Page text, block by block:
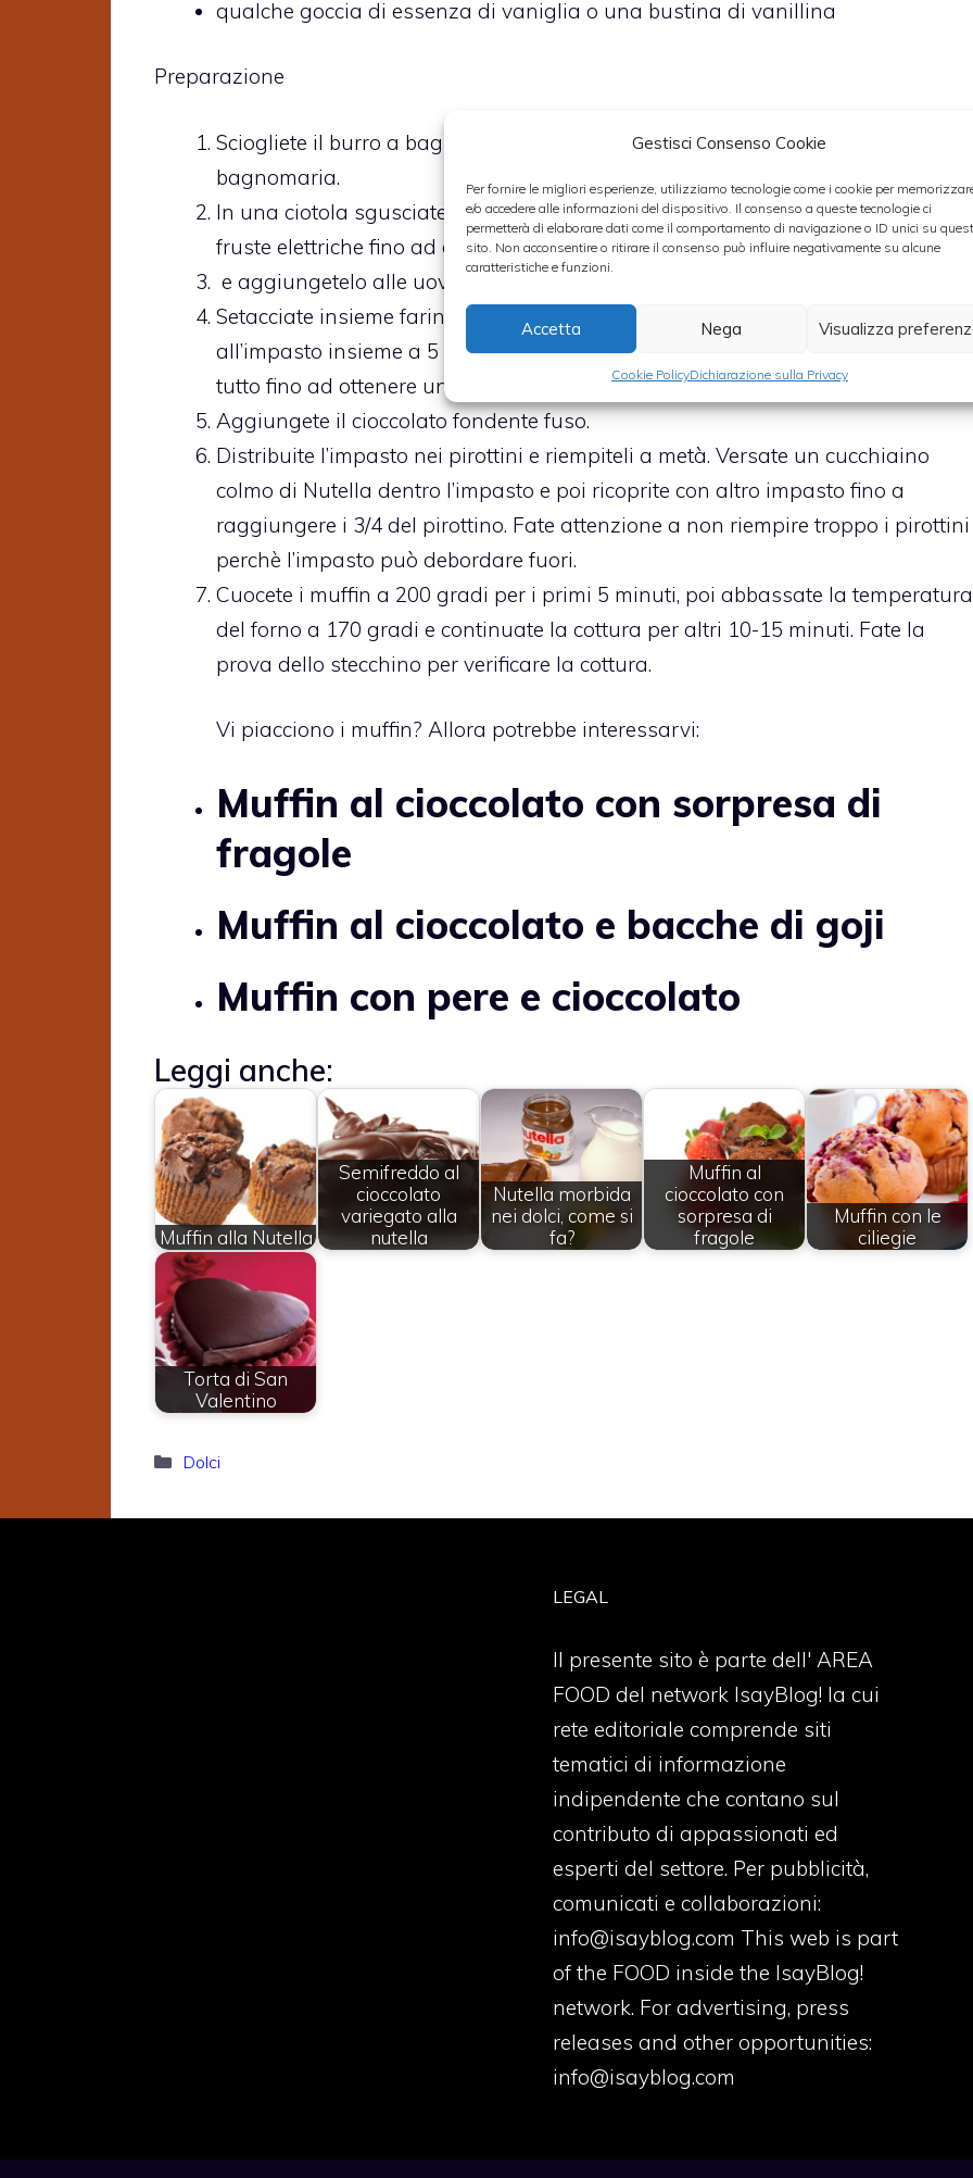
Gestisci Consenso Cookie
Per fornire le migliori esperienze, utilizziamo tecnologie come i cookie per
e/o accedere alle informazioni del dispositivo. Il consenso a queste tecnologie ci
permetterà di elaborare dati come il comportamento di navigazione o ID unici su
sito. Non acconsentire o ritirare il consenso può influire negativamente su alcune
caratteristiche e funzioni.
Accetta Nega Visualizza
Cookie PolicyDichiarazione sulla Privacy
qualche goccia di essenza di vaniglia o una bustina di vanillina
Preparazione
Sciogliete il burro a bagnomaria. Sciogliete anche il cioccolato fondente a
bagnomaria.
In una ciotola sgusciate le uova e aggiungete lo zucchero. Montate con le
fruste elettriche fino ad ottenre un composto chiaro, gonfio e spumoso.
e aggiungetelo alle uova insieme al latte
Setacciate insieme farina, lievito e cacao amaro e aggiungeteli piano piano
all’impasto insieme a 5 gocce di essenza di vaniglia o alla vanillina. Lavorate
tutto fino ad ottenere un composto ben amalgamato.
Aggiungete il cioccolato fondente fuso.
Distribuite l’impasto nei pirottini e riempiteli a metà. Versate un cucchiaino
colmo di Nutella dentro l’impasto e poi ricoprite con altro impasto fino a
raggiungere i 3/4 del pirottino. Fate attenzione a non riempire troppo i pirottini
perchè l’impasto può debordare fuori.
Cuocete i muffin a 200 gradi per i primi 5 minuti, poi abbassate la temperatura
del forno a 170 gradi e continuate la cottura per altri 10-15 minuti. Fate la
prova dello stecchino per verificare la cottura.
Vi piacciono i muffin? Allora potrebbe interessarvi:
Muffin al cioccolato con sorpresa di
fragole
Muffin al cioccolato e bacche di goji
Muffin con pere e cioccolato
Leggi anche:
Muffin alla Nutella
Semifreddo al
cioccolato
variegato alla
nutella
Nutella morbida
nei dolci, come si
fa?
Muffin al
cioccolato con
sorpresa di
fragole
Muffin con le
ciliegie
Torta di San
Valentino
Categorie
Dolci
LEGAL
Il presente sito è parte dell' AREA
FOOD del network IsayBlog! la cui
rete editoriale comprende siti
tematici di informazione
indipendente che contano sul
contributo di appassionati ed
esperti del settore. Per pubblicità,
comunicati e collaborazioni:
info@isayblog.com This web is part
of the FOOD inside the IsayBlog!
network. For advertising, press
releases and other opportunities:
info@isayblog.com